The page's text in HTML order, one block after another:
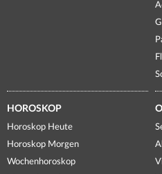
HOROSKOP
Horoskop Heute
Horoskop Morgen
Wochenhoroskop